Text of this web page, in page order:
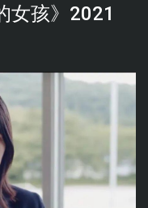
女孩》2021